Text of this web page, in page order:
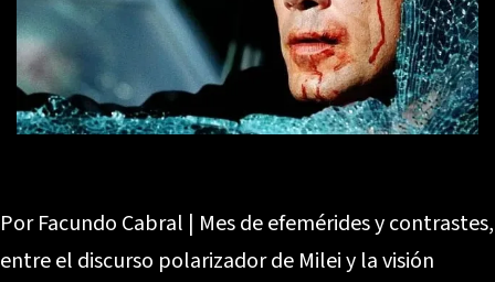
Por Facundo Cabral | Mes de efemérides y contrastes,
entre el discurso polarizador de Milei y la visión